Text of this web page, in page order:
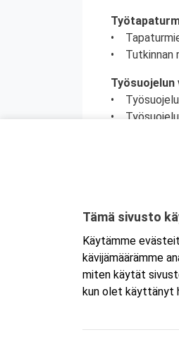
•
• Tutkinnan
Työsuojelun
•
•
•
•
•
Tämä sivusto
Käytämme
kävijämäärämme
miten käytät
kun olet käyttänyt